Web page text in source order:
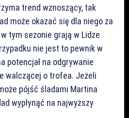
trend wznoszący, tak
może okazać się dla niego za
tym sezonie grają w Lidze
nie jest to pewnik w
potencjał na odgrywanie
walczącej o trofea. Jeżeli
pójść śladami Martina
wypłynąć na najwyższy